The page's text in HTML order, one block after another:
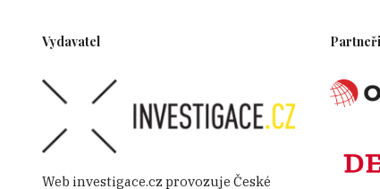
Vydavatel
Web investigace.cz provozuje České
Partneři